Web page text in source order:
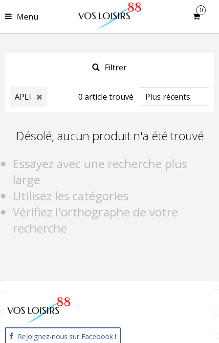
Menu
0
Filtrer
APLI 0 article trouvé
Désolé, aucun produit n'a été trouvé
Essayez avec une recherche plus
large
Utilisez les catégories
Vérifiez l'orthographe de votre
recherche
Rejoignez-nous sur Facebook !